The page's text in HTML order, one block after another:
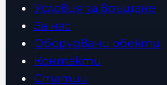
Условия за връщане
За нас
Оборудвани обекти
Контакти
Статии